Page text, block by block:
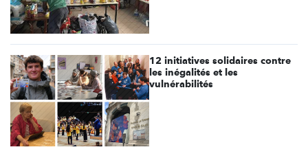
12 initiatives solidaires contre
les inégalités et les
vulnérabilités